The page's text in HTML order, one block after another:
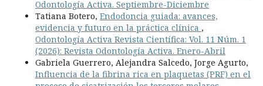
Odontología Activa. Septiembre-Diciembre
Tatiana Botero, Endodoncia guiada: avances,
evidencia y futuro en la práctica clínica ,
Odontología Activa Revista Científica: Vol. 11 Núm. 1
(2026): Revista Odontología Activa. Enero-Abril
Gabriela Guerrero, Alejandra Salcedo, Jorge Agurto,
Influencia de la fibrina rica en plaquetas (PRF) en el